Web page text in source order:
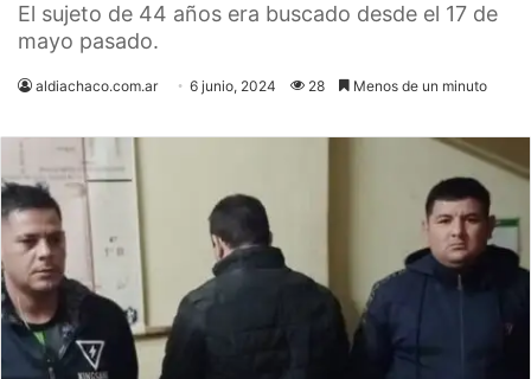
El sujeto de 44 años era buscado desde el 17 de
mayo pasado.
aldiachaco.com.ar 6 junio, 2024 28 Menos de un minuto